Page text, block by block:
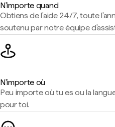
N'importe quand
Obtiens de l'aide 24/7, toute
soutenu par notre équipe
N'importe où
Peu importe où tu es ou la
pour toi.